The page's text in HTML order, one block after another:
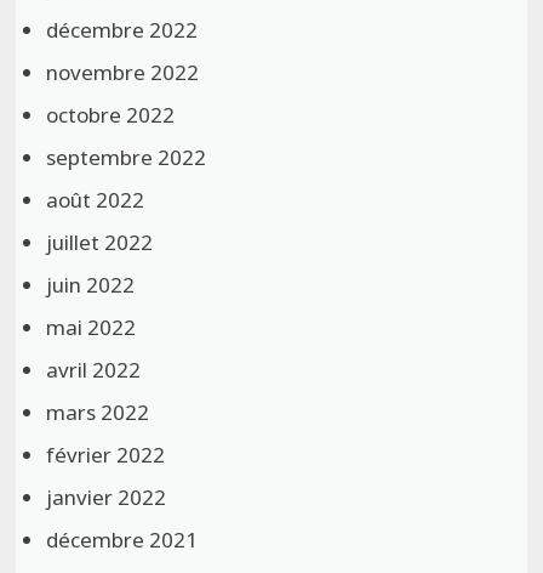
décembre 2022
novembre 2022
octobre 2022
septembre 2022
août 2022
juillet 2022
juin 2022
mai 2022
avril 2022
mars 2022
février 2022
janvier 2022
décembre 2021